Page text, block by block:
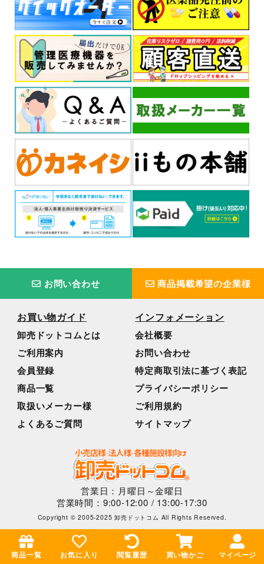
お問い合わせ 商品掲載希望の企業様
お買い物ガイド
卸売ドットコムとは
ご利用案内
会員登録
商品一覧
取扱いメーカー様
よくあるご質問
インフォメーション
会社概要
お問い合わせ
特定商取引法に基づく表記
プライバシーポリシー
ご利用規約
サイトマップ
営業日：月曜日～金曜日
営業時間：9:00-12:00 / 13:00-17:30
Copyright © 2005-2025 卸売ドットコム All Rights Reserved.
商品一覧 お気に入り 閲覧履歴 買い物かご マイページ